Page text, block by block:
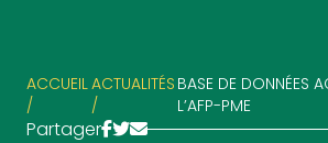
ACCUEIL
/
ACTUALITÉS
/
BASE DE DONNÉES
L’AFP-PME
Partager